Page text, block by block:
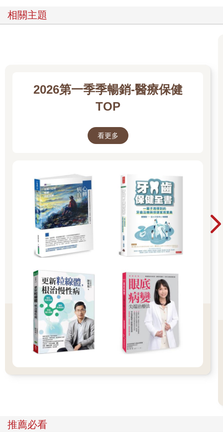
在，每天早上起床時，我仍會因為這了不起的自我溝通方法居然
空捏造之事。它很真實，就如同呼吸作用般那樣扎實。
呼吸法的練習，可追溯至數千年前，但呼吸與心理及生理健康方
面的科學連結，則要追溯至美國南北戰爭時期，達科斯塔醫生
科斯塔醫生觀察到有三百名士兵，出現了1900年代早期被命名為
「過度換氣症候群」（hyper-ventilation syndrome）的症狀，這
去控制的全套系統。一旦系統調節器官活動的方式，跟理想中不
一樣，人就會出現許多症狀，亦即我所謂「當代人類境況」的疾
病。到今天為止，有大量研究證實了呼吸對整體健康的影響（無
論好壞）、讓人能有意識地去影響自律神經系統，還能透過呼吸
來緩解情緒焦慮。這些關於呼吸機制的科學成果，讓我們有機會
透過每一次的呼吸，去提升生命品質。
如今，作為一種訓練方式的呼吸法，正蓬勃發展。當然，在這個
新興領域，也出現了多種聲音。許多流派都非常棒，但也有很多
過度簡化了呼吸作用，或專注於單一呼吸技巧、而排斥其他方
式。可惜的是，如同健身發展之初，如今也有許多關於呼吸法的
主張過於浮誇，甚至出現虛偽不實的謊言。就像沒有神奇藥丸能
讓人瞬間變身萬人迷，自然沒有任何呼吸方法，能保證你這輩子
再也不會生病，再也不會傷心，再也不會遇到壞事。
呼吸法不能改變你的人生，但在你領略到其中的原理後，你就能
享受有創造力與自信的心態，做出積極的行為。唯有自主的行
動，才能帶領我們踏向更美好的人生。這是完整的呼吸法，所能
解自己的感受，並透過呼吸技巧來調節情緒，那些因為恐懼失敗
長、運動員、戒毒者與各行各業的人士──所有人都值得與真實的
相關主題
2026第一季季暢銷-醫療保健
TOP
看更多
推薦必看